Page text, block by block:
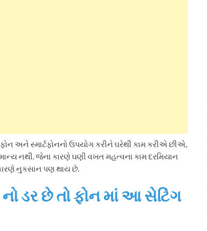
અને સ્માર્ટફોનનો ઉપયોગ કરીને ઘરેથી કામ કરીએ છીએ,
નથી. જેના કારણે ઘણી વખત મહત્વના કામ દરમિયાન
નુકસાન પણ થાય છે.
નો ડર છે તો ફોન માં આ સેટિંગ